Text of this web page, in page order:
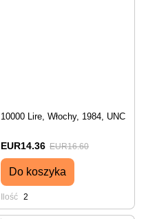
10000 Lire, Włochy, 1984, UNC
EUR14.36 EUR16.60
Do koszyka
Ilość 2